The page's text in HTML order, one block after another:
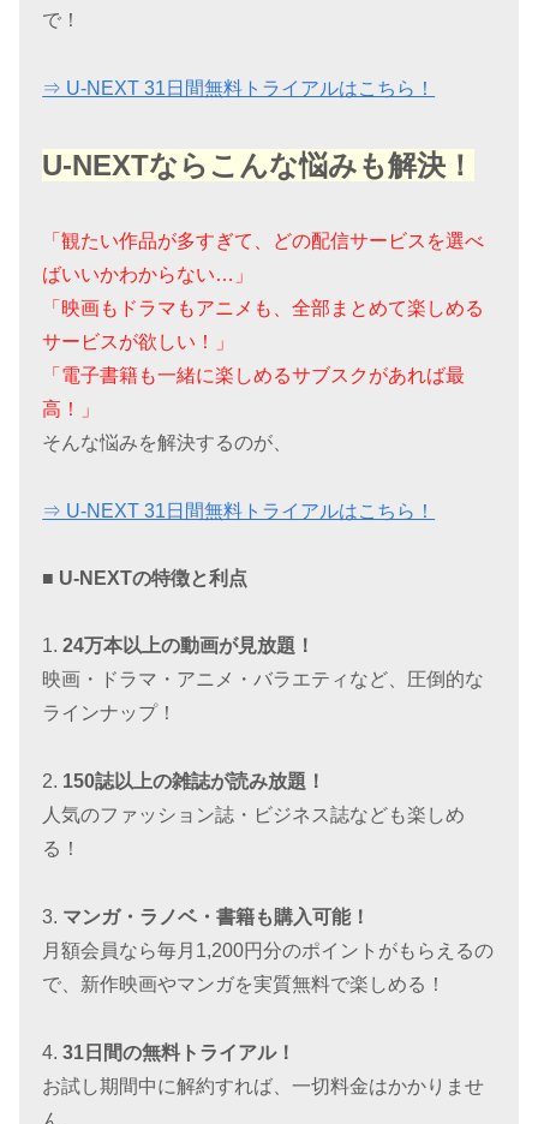
で！
⇒ U-NEXT 31日間無料トライアルはこちら！
U-NEXTならこんな悩みも解決！
「観たい作品が多すぎて、どの配信サービスを選べ
ばいいかわからない…」
「映画もドラマもアニメも、全部まとめて楽しめる
サービスが欲しい！」
「電子書籍も一緒に楽しめるサブスクがあれば最
高！」
そんな悩みを解決するのが、
⇒ U-NEXT 31日間無料トライアルはこちら！
■ U-NEXTの特徴と利点
1.24万本以上の動画が見放題！
映画・ドラマ・アニメ・バラエティなど、圧倒的な
ラインナップ！
2. 150誌以上の雑誌が読み放題！
人気のファッション誌・ビジネス誌なども楽しめ
る！
3. マンガ・ラノベ・書籍も購入可能！
月額会員なら毎月1,200円分のポイントがもらえるの
で、新作映画やマンガを実質無料で楽しめる！
4.31日間の無料トライアル！
お試し期間中に解約すれば、一切料金はかかりませ
ん。